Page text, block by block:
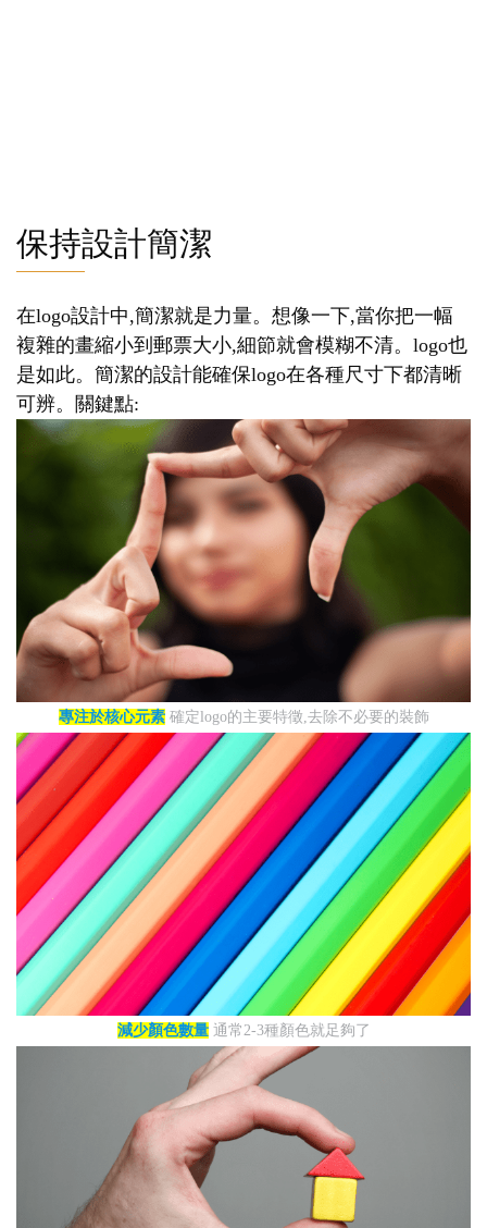
保持設計簡潔
在logo設計中,簡潔就是力量。想像一下,當你把一幅
複雜的畫縮小到郵票大小,細節就會模糊不清。logo也
是如此。簡潔的設計能確保logo在各種尺寸下都清晰
可辨。關鍵點:
專注於核心元素確定logo的主要特徵,去除不必要的裝飾
減少顏色數量通常2-3種顏色就足夠了